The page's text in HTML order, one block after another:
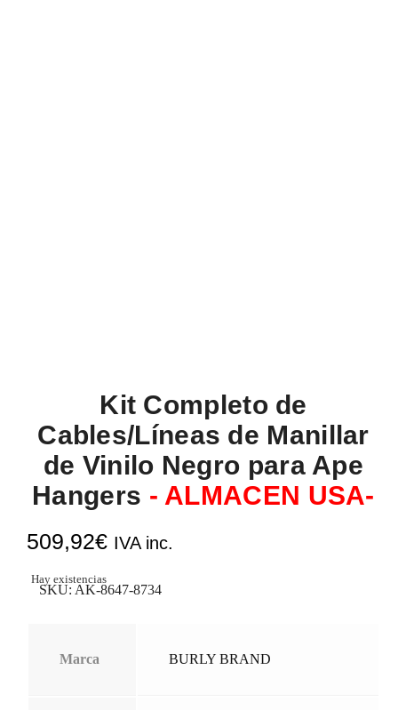
Kit Completo de
Cables/Líneas de Manillar
de Vinilo Negro para Ape
Hangers - ALMACEN USA-
509,92€ IVA inc.
Hay existencias
SKU: AK-8647-8734
Marca BURLY BRAND